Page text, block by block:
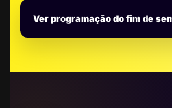
Ver programação do fim de